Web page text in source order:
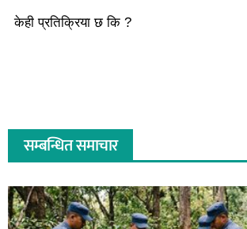
केही प्रतिक्रिया छ कि ?
सम्बन्धित समाचार